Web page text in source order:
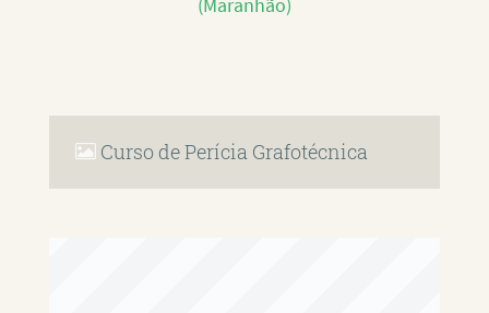
(Maranhão)
Curso de Perícia Grafotécnica